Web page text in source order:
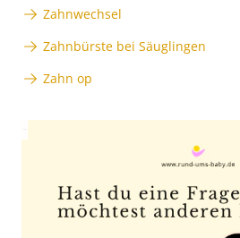
Zahnwechsel
Zahnbürste bei Säuglingen
Zahn op